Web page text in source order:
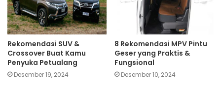
Rekomendasi SUV &
Crossover Buat Kamu
Penyuka Petualang
Desember 19, 2024
8 Rekomendasi MPV Pintu
Geser yang Praktis &
Fungsional
Desember 10, 2024